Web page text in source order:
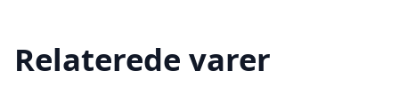
Relaterede varer